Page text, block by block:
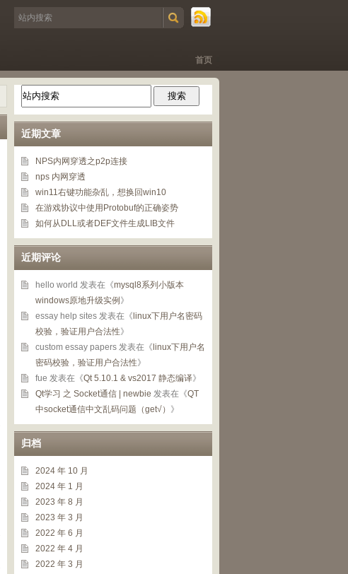
首页
近期文章
NPS内网穿透之p2p连接
nps 内网穿透
win11右键功能杂乱，想换回win10
在游戏协议中使用Protobuf的正确姿势
如何从DLL或者DEF文件生成LIB文件
近期评论
hello world 发表在《mysql8系列小版本
windows原地升级实例 》
essay help sites 发表在《 linux下用户名密码
校验，验证用户合法性》
custom essay papers 发表在《 linux下用户名
密码校验，验证用户合法性》
fue 发表在《Qt 5.10.1 & vs2017 静态编译》
Qt学习 之 Socket通信 | newbie 发表在《QT
中socket通信中文乱码问题（get√） 》
归档
2024 年 10 月
2024 年 1 月
2023 年 8 月
2023 年 3 月
2022 年 6 月
2022 年 4 月
2022 年 3 月